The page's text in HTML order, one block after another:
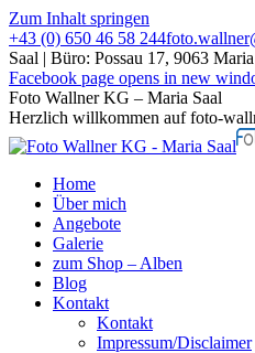
Zum Inhalt springen
+43 (0) 650 46 58 244
Saal | Büro: Possau 17, 9063
Facebook page opens in new
Foto Wallner KG – Maria Saal
Herzlich willkommen auf foto-
Home
Über mich
Angebote
Galerie
zum Shop – Alben
Blog
Kontakt
Kontakt
Impressum/Disclaimer